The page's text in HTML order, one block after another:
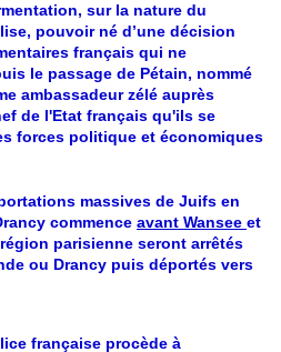
sur la nature du
pouvoir né d’une décision
français qui ne
le passage de Pétain, nommé
ambassadeur zélé auprès
de l'Etat français qu'ils se
forces politique et économiques
massives de Juifs en
commence avant Wansee et
parisienne seront arrêtés
ou Drancy puis déportés vers
française procède à